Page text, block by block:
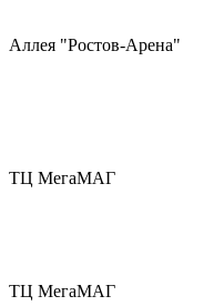
Аллея "Ростов-Арена"
ТЦ МегаМАГ
ТЦ МегаМАГ